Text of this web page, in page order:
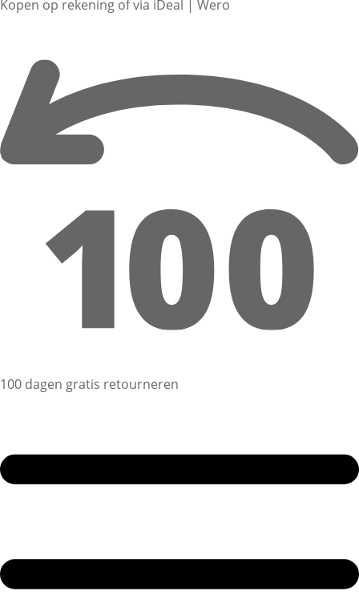
Kopen op rekening of via iDeal | Wero
100 dagen gratis retourneren